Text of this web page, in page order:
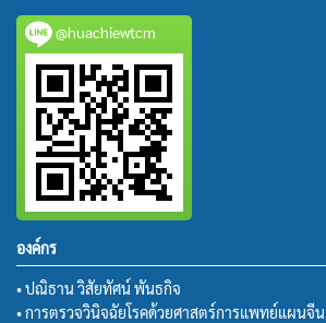
@huachiewtcm
องค์กร
• ปณิธาน วิสัยทัศน์ พันธกิจ
• การตรวจวินิจฉัยโรคด้วยศาสตร์การแพทย์แผนจีน